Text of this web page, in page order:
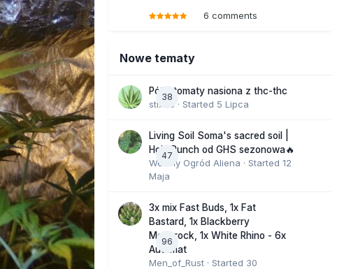
6 comments
Nowe tematy
38
Półautomaty nasiona z thc-thc
stix33 · Started 5 Lipca
47
Living Soil Soma's sacred soil |
Holy Punch od GHS sezonowa🔥
Wesoły Ogród Aliena · Started 12
Maja
96
3x mix Fast Buds, 1x Fat
Bastard, 1x Blackberry
Moonrock, 1x White Rhino - 6x
Automat
Men_of_Rust · Started 30